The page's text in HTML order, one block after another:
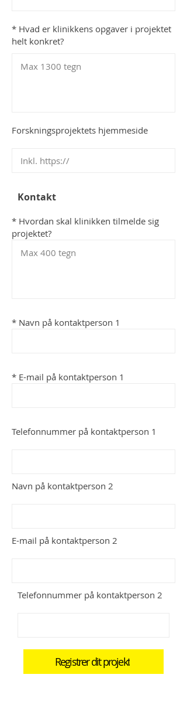
* Hvad er klinikkens opgaver i projektet
helt konkret?
Forskningsprojektets hjemmeside
Kontakt
* Hvordan skal klinikken tilmelde sig
projektet?
* Navn på kontaktperson 1
* E-mail på kontaktperson 1
Telefonnummer på kontaktperson 1
Navn på kontaktperson 2
E-mail på kontaktperson 2
Telefonnummer på kontaktperson 2
Registrer dit projekt